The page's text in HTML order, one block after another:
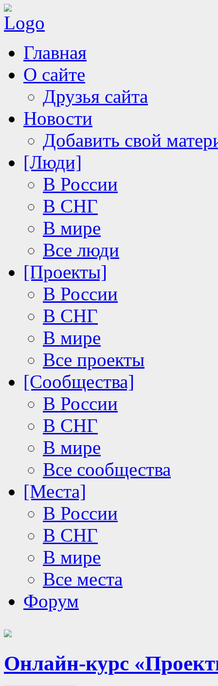
Главная
О сайте
Друзья сайта
Новости
Добавить свой
[Люди]
В России
В СНГ
В мире
Все люди
[Проекты]
В России
В СНГ
В мире
Все проекты
[Сообщества]
В России
В СНГ
В мире
Все сообщества
[Места]
В России
В СНГ
В мире
Все места
Форум
Онлайн-курс